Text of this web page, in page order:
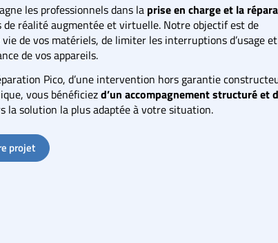
les professionnels dans la prise en charge et la
de réalité augmentée et virtuelle. Notre objectif est de
de vos matériels, de limiter les interruptions d’usage
de vos appareils.
Pico, d’une intervention hors garantie
vous bénéficiezd’un accompagnement structuré et
la solution la plus adaptée à votre situation.
projet